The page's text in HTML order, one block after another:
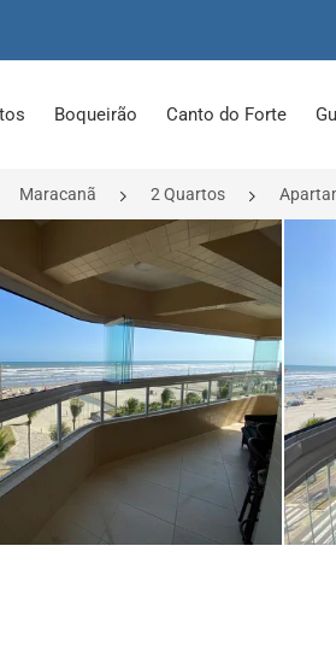
Boqueirão Canto do Forte
Maracanã 2 Quartos